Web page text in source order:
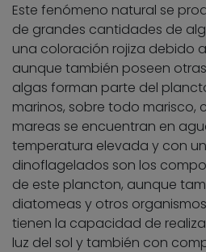
Este fenómeno natural se
de grandes cantidades de
una coloración rojiza debido
aunque también poseen
algas forman parte del
marinos, sobre todo marisco,
mareas se encuentran en
temperatura elevada y con
dinoflagelados son los
de este plancton, aunque
diatomeas y otros
tienen la capacidad de
luz del sol y también con